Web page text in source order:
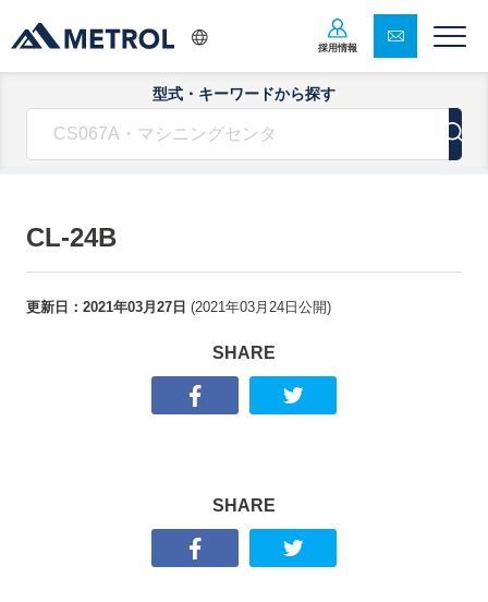
採用情報
型式・キーワードから探す
CL-24B
更新日： 2021年03月27日 (2021年03月24日 公開)
SHARE
SHARE